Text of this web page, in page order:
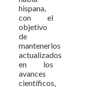
hispana,
con el
objetivo
de
mantenerlos
actualizados
en los
avances
científicos,